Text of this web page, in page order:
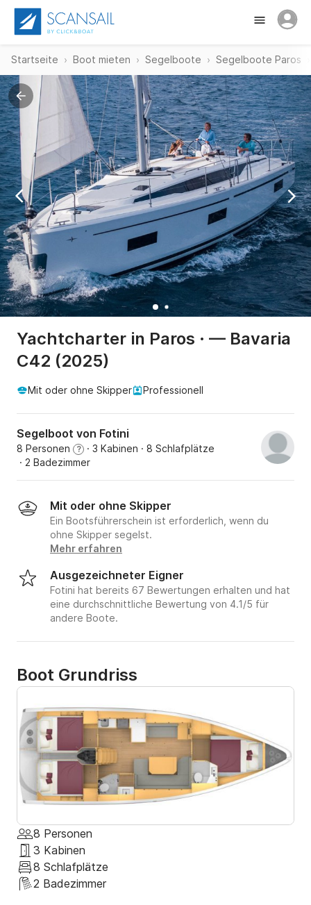
Startseite Boot mieten Segelboote Segelboote Paros
Yachtcharter in Paros · — Bavaria
C42 (2025)
Mit oder ohne Skipper Professionell
Segelboot von Fotini
8 Personen ? · 3 Kabinen · 8 Schlafplätze
· 2 Badezimmer
Mit oder ohne Skipper
Ein Bootsführerschein ist erforderlich, wenn du
ohne Skipper segelst.
Mehr erfahren
Ausgezeichneter Eigner
Fotini hat bereits 67 Bewertungen erhalten und hat
eine durchschnittliche Bewertung von 4.1/5 für
andere Boote.
Boot Grundriss
8 Personen
3 Kabinen
8 Schlafplätze
2 Badezimmer